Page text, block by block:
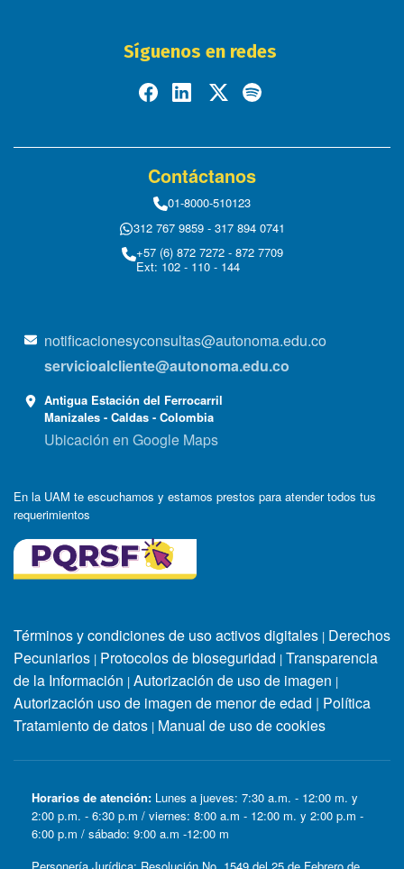
Síguenos en redes
Contáctanos
01-8000-510123
312 767 9859 - 317 894 0741
+57 (6) 872 7272 - 872 7709
Ext: 102 - 110 - 144
notificacionesyconsultas@autonoma.edu.co
servicioalcliente@autonoma.edu.co
Antigua Estación del Ferrocarril
Manizales - Caldas - Colombia
Ubicación en Google Maps
En la UAM te escuchamos y estamos prestos para atender todos tus
requerimientos
Términos y condiciones de uso activos digitales | Derechos
Pecuniarios | Protocolos de bioseguridad | Transparencia
de la Información | Autorización de uso de imagen |
Autorización uso de imagen de menor de edad | Política
Tratamiento de datos | Manual de uso de cookies
Horarios de atención: Lunes a jueves: 7:30 a.m. - 12:00 m. y
2:00 p.m. - 6:30 p.m / viernes: 8:00 a.m - 12:00 m. y 2:00 p.m -
6:00 p.m / sábado: 9:00 a.m -12:00 m